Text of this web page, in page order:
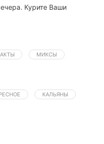
Курите Ваши
МИКСЫ
КАЛЬЯНЫ